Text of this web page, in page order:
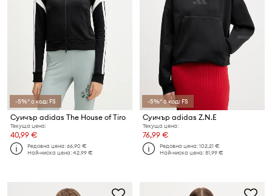
-5%* с код: FS
Суичър adidas The House of Tiro
Текуща цена:
40,99 €
Редовна цена:66,90 €
Най-ниска цена:42,99 €
-5%* с код: FS
Суичър adidas Z.N.E
Текуща цена:
76,99 €
Редовна цена:102,21 €
Най-ниска цена:81,99 €